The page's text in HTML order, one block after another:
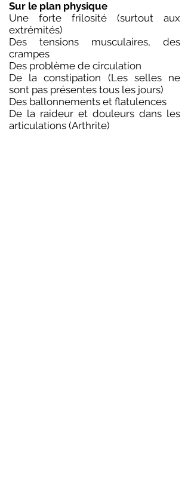
Sur le plan physique
Une forte frilosité (surtout aux
extrémités)
Des tensions musculaires, des
crampes
Des problème de circulation
De la constipation (Les selles ne
sont pas présentes tous les jours)
Des ballonnements et flatulences
De la raideur et douleurs dans les
articulations (Arthrite)